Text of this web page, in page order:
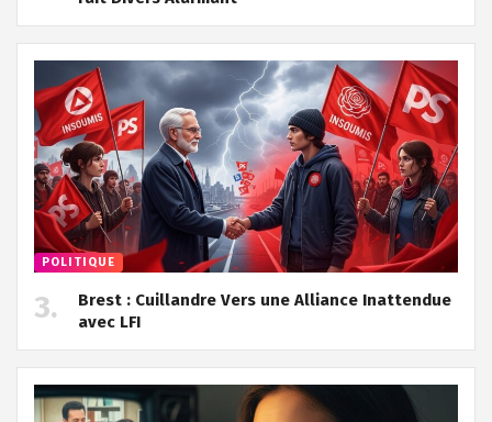
POLITIQUE
Brest : Cuillandre Vers une Alliance Inattendue
avec LFI